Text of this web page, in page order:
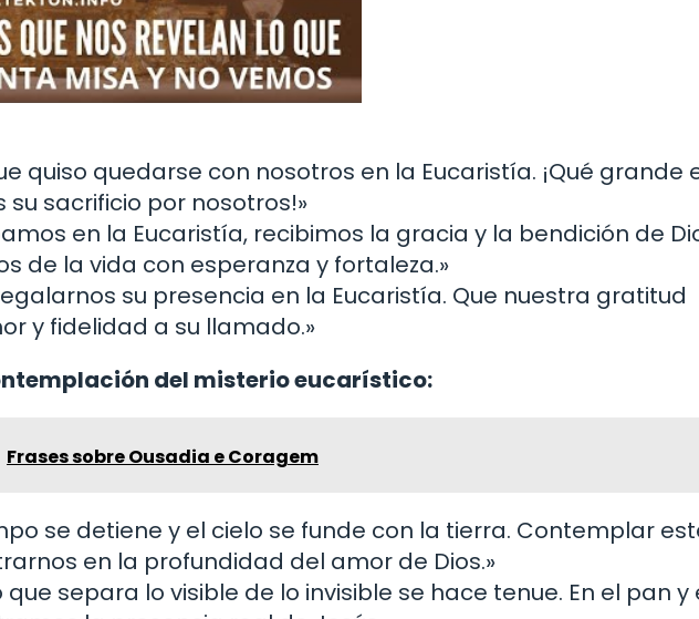
quiso quedarse con nosotros en la Eucaristía. ¡Qué grande
sacrificio por nosotros!»
en la Eucaristía, recibimos la gracia y la bendición de
de la vida con esperanza y fortaleza.»
su presencia en la Eucaristía. Que nuestra gratitud
y fidelidad a su llamado.»
del misterio eucarístico:
Frases sobre Ousadia e Coragem
se detiene y el cielo se funde con la tierra. Contemplar
en la profundidad del amor de Dios.»
que separa lo visible de lo invisible se hace tenue. En el pan y